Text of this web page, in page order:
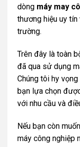
dòng máy may
thương hiệu uy tín
trường.
Trên đây là toàn
đã qua sử dụng
Chúng tôi hy
bạn lựa chọn
với nhu cầu và
Nếu bạn còn
máy công nghiệp